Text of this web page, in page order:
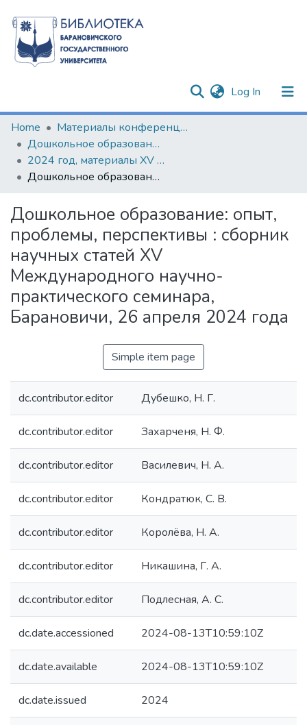
Log In (current)
Communities & Collections
All of DSpace
Statistics
Home
Материалы конференций и семинаров
Дошкольное образование: опыт, проблемы, перспективы
2024 год, материалы XV Международного научно-практического семинара
Дошкольное образование: опыт, проблемы, перспективы : сборник научных статей XV Международного научно-практического семинара, Барановичи, 26 апреля 2024 года
Дошкольное образование: опыт,
проблемы, перспективы : сборник
научных статей XV
Международного научно-
практического семинара,
Барановичи, 26 апреля 2024 года
Simple item page
dc.contributor.editor Дубешко, Н. Г.
dc.contributor.editor Захарченя, Н. Ф.
dc.contributor.editor Василевич, Н. А.
dc.contributor.editor Кондратюк, С. В.
dc.contributor.editor Королёва, Н. А.
dc.contributor.editor Никашина, Г. А.
dc.contributor.editor Подлесная, А. С.
dc.date.accessioned 2024-08-13T10:59:10Z
dc.date.available 2024-08-13T10:59:10Z
dc.date.issued 2024